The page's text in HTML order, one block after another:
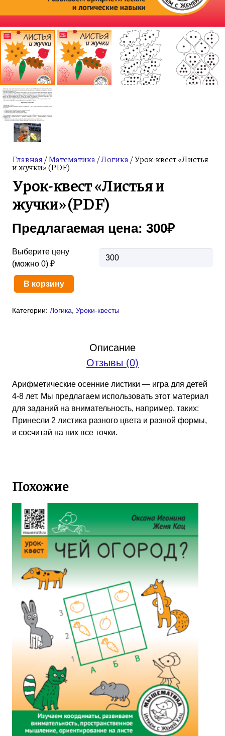
Главная/Математика/Логика/ Урок-квест «Листья
и жучки» (PDF)
Урок-квест «Листья и
жучки» (PDF)
Предлагаемая цена: 300₽
Выберите цену
(можно 0) ₽
Количество
Урок-
В корзину
Категории: Логика Уроки-квесты
Описание
Отзывы (0)
Арифметические осенние листики — игра для детей
4-8 лет. Мы предлагаем использовать этот материал
для заданий на внимательность, например, таких:
Принесли 2 листика разного цвета и разной формы,
и сосчитай на них все точки.
Похожие